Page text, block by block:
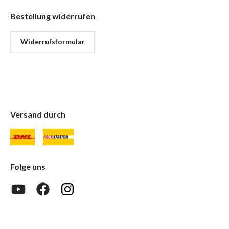
Bestellung widerrufen
Widerrufsformular
Versand durch
Folge uns